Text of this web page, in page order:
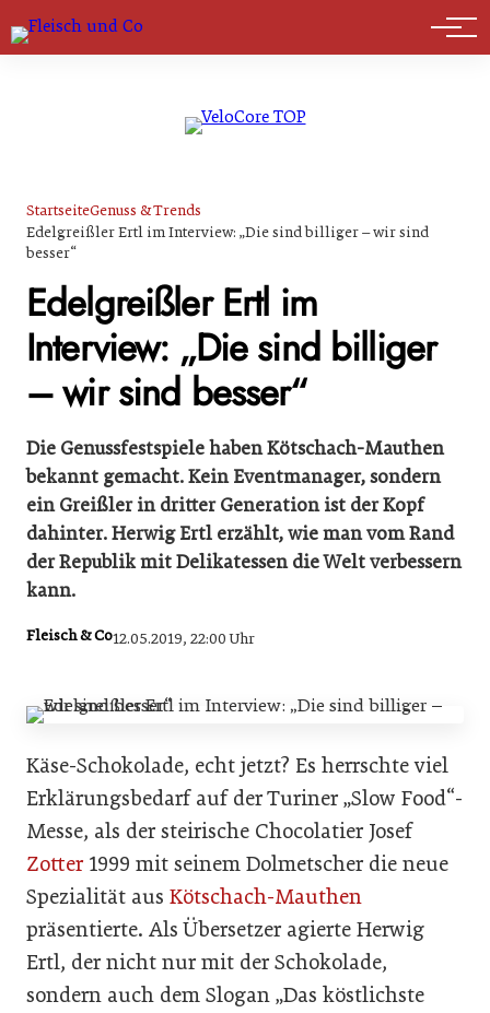
Marktführer
StartseiteGenuss & Trends
Edelgreißler Ertl im Interview: „Die sind billiger – wir sind
besser“
Edelgreißler Ertl im
Interview: „Die sind billiger
– wir sind besser“
Die Genussfestspiele haben Kötschach-Mauthen
bekannt gemacht. Kein Eventmanager, sondern
ein Greißler in dritter Generation ist der Kopf
dahinter. Herwig Ertl erzählt, wie man vom Rand
der Republik mit Delikatessen die Welt verbessern
kann.
Fleisch & Co12.05.2019, 22:00 Uhr
Käse-Schokolade, echt jetzt? Es herrschte viel
Erklärungsbedarf auf der Turiner „Slow Food“-
Messe, als der steirische Chocolatier Josef
Zotter1999 mit seinem Dolmetscher die neue
Spezialität aus Kötschach-Mauthen
präsentierte. Als Übersetzer agierte Herwig
Ertl, der nicht nur mit der Schokolade,
sondern auch dem Slogan „Das köstlichste